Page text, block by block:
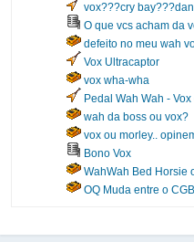
vox???cry
O que vcs acham da
defeito no meu wah
Vox Ultracaptor
vox wha-wha
Pedal Wah Wah -
wah da boss ou vox?
vox ou morley..
Bono Vox
WahWah Bed Horsie
OQ Muda entre o